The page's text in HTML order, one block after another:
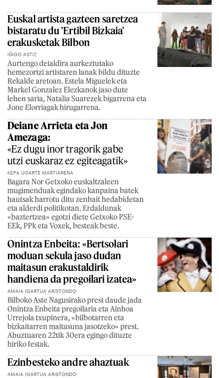
Euskal artista gazteen saretzea
bistaratu du 'Ertibil Bizkaia'
erakusketak Bilbon
IÑIGO ASTIZ
Aurtengo deialdira aurkeztutako
hemezortzi artistaren lanak bildu dituzte
Rekalde aretoan. Estela Miguelek eta
Markel Gonzalez Elezkanok jaso dute
lehen saria, Natalia Suarezek bigarrena eta
Jone Elorriagak hirugarrena.
Deiane Arrieta eta Jon
Amezaga:
«Ez dugu inor tragorik gabe
utzi euskaraz ez egiteagatik»
KEPA UGARTE MARTIARENA
Bagara Nor Getxoko euskaltzaleen
mugimenduak egindako kanpaina batek
hautsak harrotu ditu zenbait hedabidetan
eta alderdi politikotan. Erdaldunak
«baztertzea» egotzi diete Getxoko PSE-
EEk, PPk eta Voxek, besteak beste.
Onintza Enbeita: «Bertsolari
moduan sekula jaso dudan
maitasun erakustaldirik
handiena da pregoilari izatea»
AMAIA IGARTUA ARISTONDO
Bilboko Aste Nagusirako prest daude jada
Onintza Enbeita pregoilaria eta Ainhoa
Urrejola txupinera, «bilbotarren eta
bizkaitarren maitasuna jasotzeko» prest.
Abuztuaren 22tik 30era egingo dituzte
hiriko festak.
Ezinbesteko andre ahaztuak
AMAIA IGARTUA ARISTONDO